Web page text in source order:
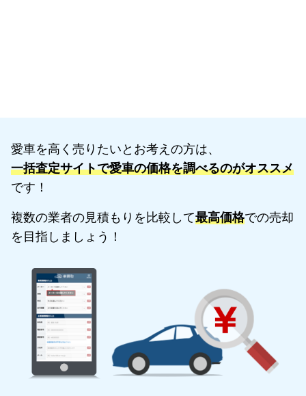
愛車を高く売りたいとお考えの方は、
一括査定サイトで愛車の価格を調べるのがオススメ
です！
複数の業者の見積もりを比較して最高価格での売却
を目指しましょう！